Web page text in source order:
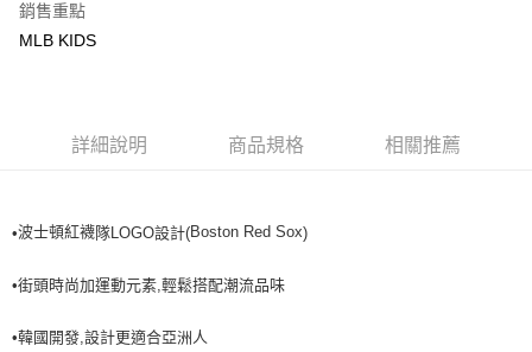
運送方式
全家取貨<不支援離島取退>
7-11取貨付款<未取貨列黑名單/不支援離島取退>
每筆NT$60，滿NT$499(含以上)免運費
銷售重點
MLB KIDS
詳細說明 商品規格 相關推薦
•波士頓紅襪隊LOGO設計(Boston Red Sox)
•街頭時尚加運動元素,輕鬆搭配潮流品味
•韓國開發,設計更適合亞洲人